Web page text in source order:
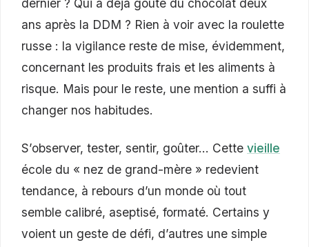
dernier ? Qui a déjà goûté du chocolat deux
ans après la DDM ? Rien à voir avec la roulette
russe : la vigilance reste de mise, évidemment,
concernant les produits frais et les aliments à
risque. Mais pour le reste, une mention a suffi à
changer nos habitudes.
S’observer, tester, sentir, goûter… Cette vieille
école du « nez de grand-mère » redevient
tendance, à rebours d’un monde où tout
semble calibré, aseptisé, formaté. Certains y
voient un geste de défi, d’autres une simple